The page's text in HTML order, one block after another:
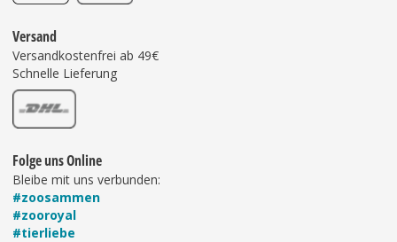
Versand
Versandkostenfrei ab 49€
Schnelle Lieferung
Folge uns Online
Bleibe mit uns verbunden:
#zoosammen
#zooroyal
#tierliebe